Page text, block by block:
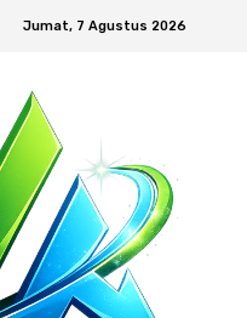
Jumat, 7 Agustus 2026